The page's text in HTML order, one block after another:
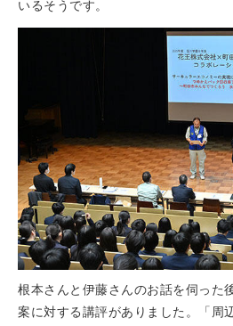
いるそうです。
根本さんと伊藤さんのお話を伺った
案に対する講評がありました。「周